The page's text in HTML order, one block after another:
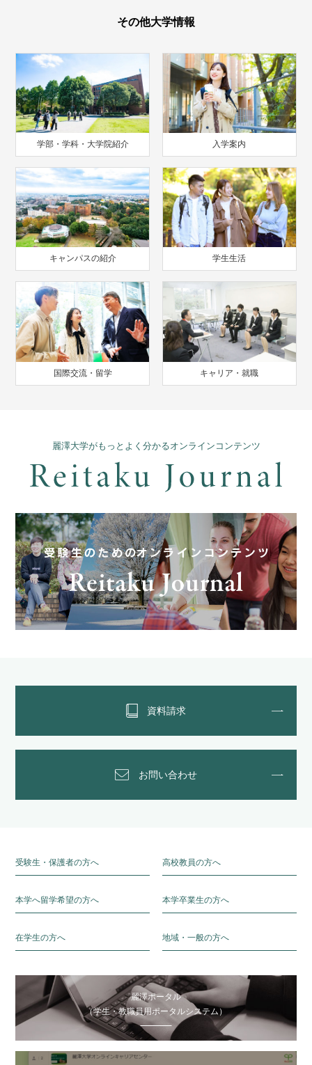
その他大学情報
学部・学科・大学院紹介 入学案内
キャンパスの紹介 学生生活
国際交流・留学 キャリア・就職
麗澤大学がもっとよく分かるオンラインコンテンツ
資料請求
お問い合わせ
受験生・保護者の方へ 高校教員の方へ
本学へ留学希望の方へ 本学卒業生の方へ
在学生の方へ 地域・一般の方へ
麗澤ポータル
（学生・教職員用ポータルシステム）